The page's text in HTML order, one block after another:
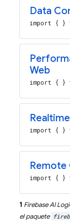
Data
import { }
Web
import { }
import { }
Remote
import { }
1 Firebase AI
el paquete